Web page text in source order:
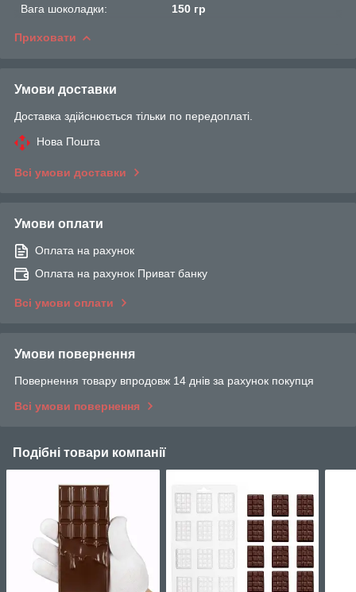
Вага шоколадки:
150 гр
Приховати
Умови доставки
Доставка здійснюється тільки по передоплаті.
Нова Пошта
Всі умови доставки
Умови оплати
Оплата на рахунок
Оплата на рахунок Приват банку
Всі умови оплати
Умови повернення
Повернення товару впродовж 14 днів за рахунок покупця
Всі умови повернення
Подібні товари компанії